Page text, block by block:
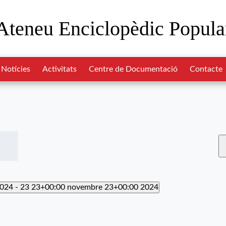
Enciclopèdic
Notícies Activitats Centre de Documentació Contacte
- 23 23+00:00 novembre 23+00:00 2024